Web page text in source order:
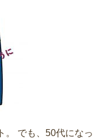
。 でも、50代になっ